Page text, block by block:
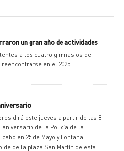
un gran año de actividades
a los cuatro gimnasios de
en el 2025.
este jueves a partir de las 8
aniversario de la Policía de la
en 25 de Mayo y Fontana,
de la plaza San Martín de esta